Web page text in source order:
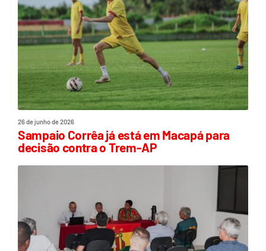
26 de junho de 2026
Sampaio Corrêa já está em Macapá para
decisão contra o Trem-AP